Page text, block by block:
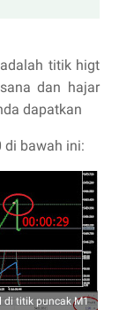
titik higt
dan hajar
dapatkan
di bawah ini:
di titik puncak M1